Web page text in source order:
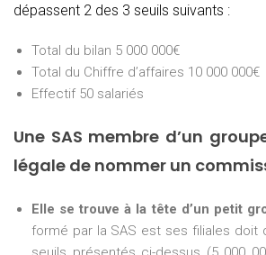
dépassent 2 des 3 seuils suivants :
Total du bilan 5 000 000€
Total du Chiffre d’affaires 10 000 000€
Effectif 50 salariés
Une SAS membre d’un
légale de nommer un
Elle se trouve à la tête d’un petit
formé par la SAS est ses filiales doit